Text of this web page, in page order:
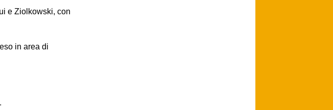
e Ziolkowski, con
in area di